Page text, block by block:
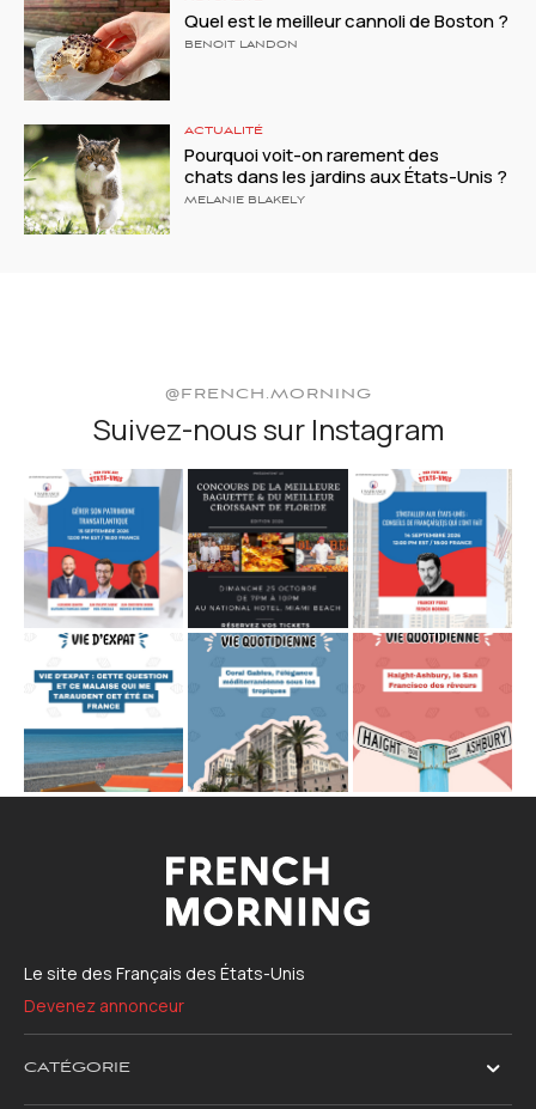
Quel est le meilleur cannoli de Boston ?
BENOIT LANDON
ACTUALITÉ
Pourquoi voit-on rarement des
chats dans les jardins aux États-Unis ?
MELANIE BLAKELY
@FRENCH.MORNING
Suivez-nous sur Instagram
Le site des Français des États-Unis
Devenez annonceur
CATÉGORIE